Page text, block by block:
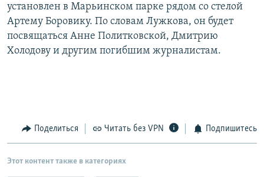
РАСПИСАНИЕ ВЕЩАНИЯ
ПОДПИШИТЕСЬ НА РАССЫЛКУ
Все сайты РСЕ/РС
установлен в Марьинском парке рядом со стелой
Артему Боровику. По словам Лужкова, он будет
посвящаться Анне Политковской, Дмитрию
Холодову и другим погибшим журналистам.
Поделиться Читать без VPN Подпишитесь
Этот контент также в категориях